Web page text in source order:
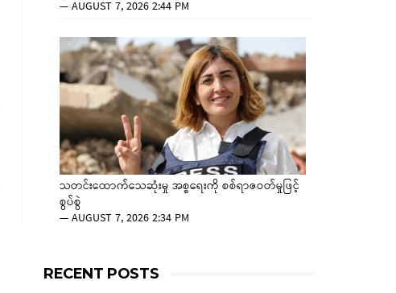
—AUGUST 7, 2026 2:44 PM
သတင်းထောက်သေဆုံးမှု အစ္စရေးကို စစ်ရာဇဝတ်မှုဖြင့်
စွပ်စွဲ
—AUGUST 7, 2026 2:34 PM
RECENT POSTS